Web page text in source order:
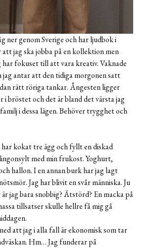
ner genom Sverige och har ljudbok i
att jag ska jobba på en kollektion men
har fokuset till att vara kreativ. Vaknade
jag antar att den tidiga morgonen satt
rätt röriga tankar. Ångesten ligger
i bröstet och det är bland det värsta jag
i dessa lägen. Behöver trygghet och
har kokat tre ägg och fyllt en diskad
med min frukost. Yoghurt,
hallon. I en annan burk har jag lagt
Jag har blivit en svår människa. Ju
jag bara snobbig? Ätstörd? En macka på
tillsatser skulle hellre få mig gå
att jag i alla fall är ekonomisk som tar
Hm… Jag funderar på